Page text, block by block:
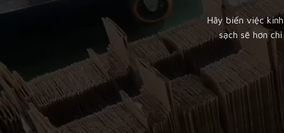
Hãy biến việc
sạch sẽ hơn